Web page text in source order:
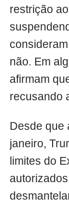
restrição
não. Em
afirmam
recusando
Desde que
janeiro,
limites do